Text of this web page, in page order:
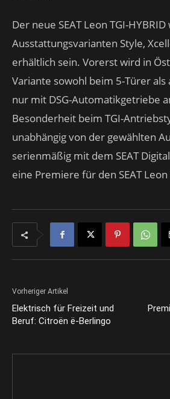
Der neue SEAT Leon TGI-
Ausstattungsvarianten Style,
erhältlich sein. Vorerst wird in
Variante sowohl beim 5-Türer als
nur mit DSG-Automatikgetriebe
Besonderheit beim TGI-
unabhängig von der gewählten
serienmäßig mit dem SEAT
eine Premiere für den SEAT Leon
Vorheriger Artikel
Elektrisch für Freizeit und
Beruf: Citroën ë-Berlingo